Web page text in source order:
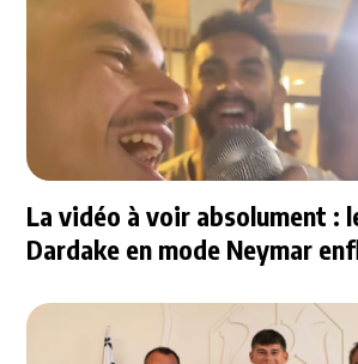
La vidéo à voir absolument :
Dardake en mode Neymar